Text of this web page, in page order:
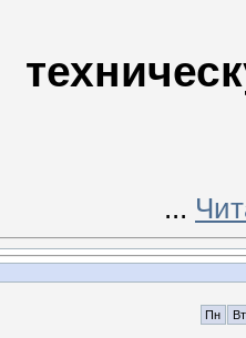
...
Пн Вт